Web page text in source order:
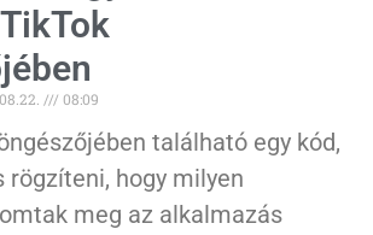
08:09
található egy kód,
rögzíteni, hogy milyen
meg az alkalmazás